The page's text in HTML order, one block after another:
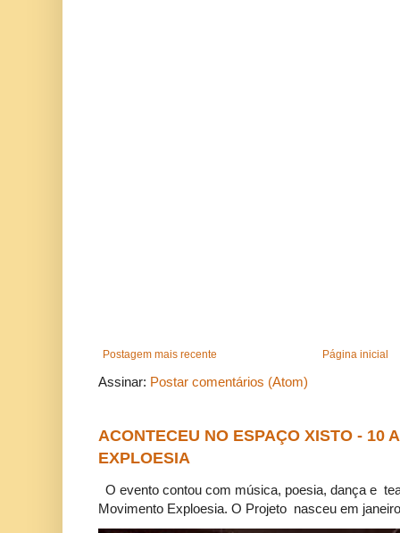
Postagem mais recente Página inicial
Assinar: Postar comentários (Atom)
ACONTECEU NO ESPAÇO XISTO - 10
EXPLOESIA
O evento contou com música, poesia, dança e
Movimento Exploesia. O Projeto nasceu em